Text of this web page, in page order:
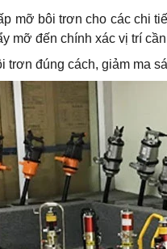
mỡ bôi trơn cho các chi
đến chính xác vị trí
đúng cách, giảm ma